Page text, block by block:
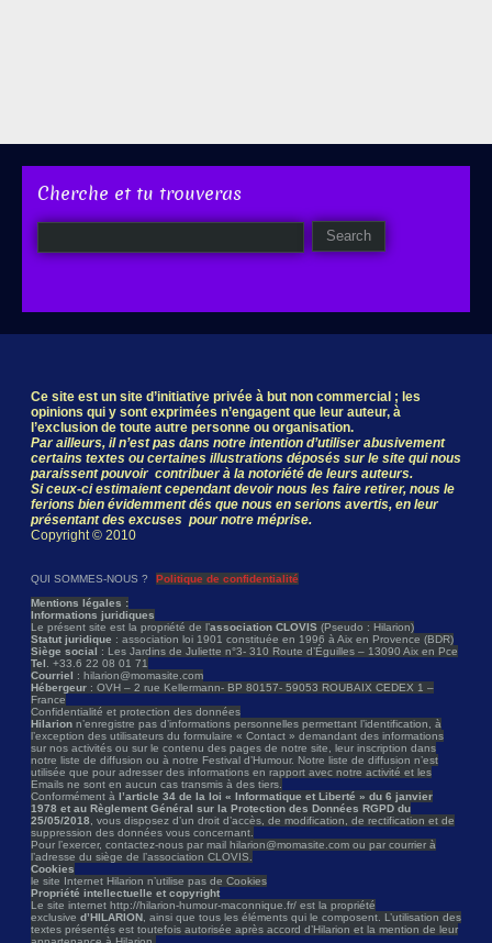
Cherche et tu trouveras
Ce site est un site d’initiative privée à but non commercial ; les
opinions qui y sont exprimées n’engagent que leur auteur, à
l’exclusion de toute autre personne ou organisation.
Par ailleurs, il n’est pas dans notre intention d’utiliser abusivement
certains textes ou certaines illustrations déposés sur le site qui nous
paraissent pouvoir contribuer à la notoriété de leurs auteurs.
Si ceux-ci estimaient cependant devoir nous les faire retirer, nous le
ferions bien évidemment dés que nous en serions avertis, en leur
présentant des excuses pour notre méprise.
Copyright © 2010
QUI SOMMES-NOUS ?
Politique de confidentialité
Mentions légales :
Informations juridiques
Le présent site est la propriété de l’association CLOVIS (Pseudo : Hilarion)
Statut juridique : association loi 1901 constituée en 1996 à Aix en Provence (BDR)
Siège social : Les Jardins de Juliette n°3- 310 Route d’Éguilles – 13090 Aix en Pce
Tel. +33.6 22 08 01 71
Courriel : hilarion@momasite.com
Hébergeur : OVH – 2 rue Kellermann- BP 80157- 59053 ROUBAIX CEDEX 1 –
France
Confidentialité et protection des données
Hilarion n’enregistre pas d’informations personnelles permettant l’identification, à
l’exception des utilisateurs du formulaire « Contact » demandant des informations
sur nos activités ou sur le contenu des pages de notre site, leur inscription dans
notre liste de diffusion ou à notre Festival d’Humour. Notre liste de diffusion n’est
utilisée que pour adresser des informations en rapport avec notre activité et les
Emails ne sont en aucun cas transmis à des tiers.
Conformément à l’article 34 de la loi « Informatique et Liberté » du 6 janvier
1978 et au Règlement Général sur la Protection des Données RGPD du
25/05/2018, vous disposez d’un droit d’accès, de modification, de rectification et de
suppression des données vous concernant.
Pour l’exercer, contactez-nous par mail hilarion@momasite.com ou par courrier à
l’adresse du siège de l’association CLOVIS.
Cookies
le site Internet Hilarion n’utilise pas de Cookies
Propriété intellectuelle et copyright
Le site internet http://hilarion-humour-maconnique.fr/ est la propriété
exclusive d’HILARION, ainsi que tous les éléments qui le composent. L’utilisation des
textes présentés est toutefois autorisée après accord d’Hilarion et la mention de leur